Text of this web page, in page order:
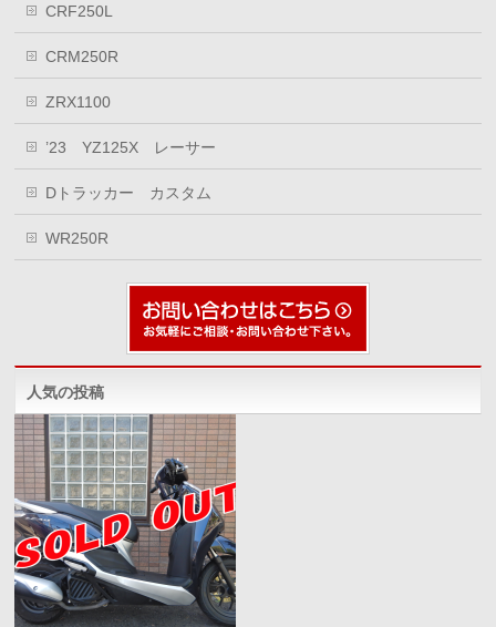
CRF250L
CRM250R
ZRX1100
’23 YZ125X レーサー
Dトラッカー カスタム
WR250R
人気の投稿